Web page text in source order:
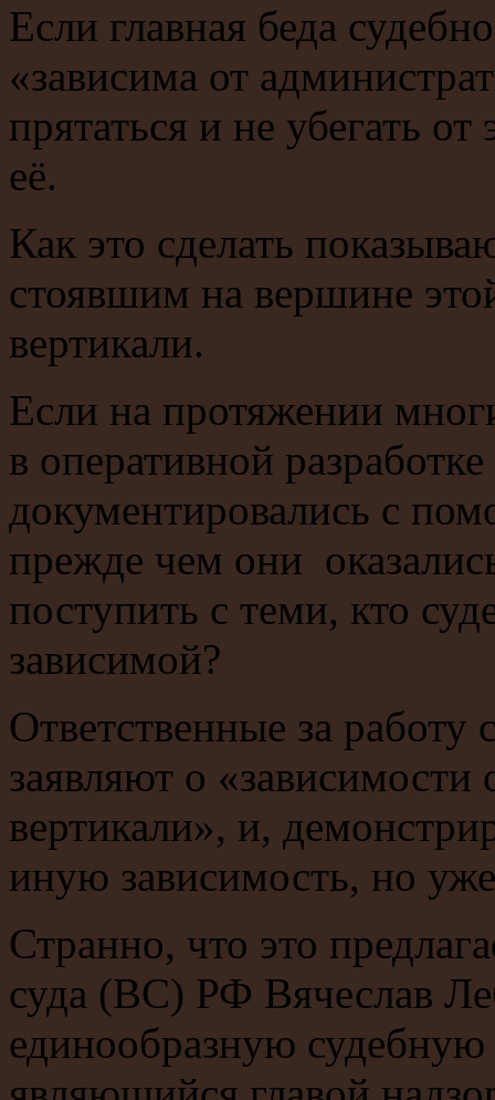
Если главная беда
«зависима от
прятаться и не убегать
её.
Как это сделать
стоявшим на вершине
вертикали.
Если на протяжении
в оперативной
документировались с
прежде чем они
поступить с теми, кто
зависимой?
Ответственные за работу
заявляют о
вертикали», и,
иную зависимость, но
Странно, что это
суда (ВС) РФ Вячеслав
единообразную судебную